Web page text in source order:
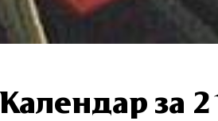
Календар за